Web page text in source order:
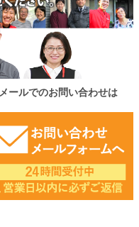
メールでのお問い合わせは